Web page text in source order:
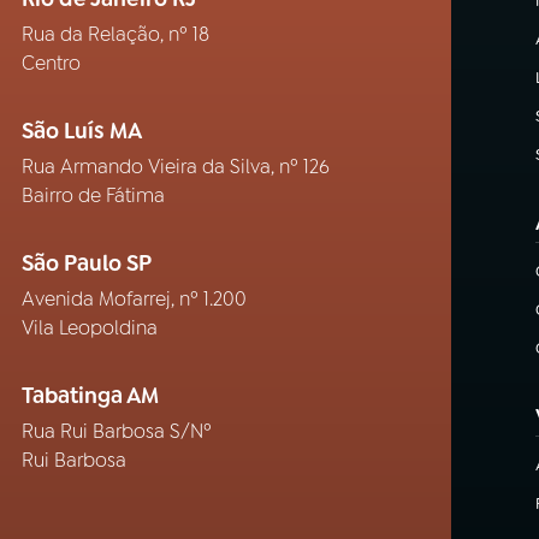
Rua da Relação, nº 18
Centro
São Luís MA
Rua Armando Vieira da Silva, nº 126
Bairro de Fátima
São Paulo SP
Avenida Mofarrej, nº 1.200
Vila Leopoldina
Tabatinga AM
Rua Rui Barbosa S/Nº
Rui Barbosa